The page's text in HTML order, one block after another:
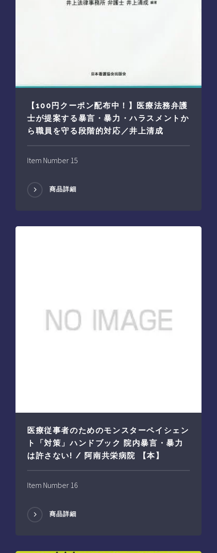
【100円クーポン配布中！】医療法務弁護
士が提案する暴言・暴力・ハラスメントか
ら職員を守る段階的対応／井上清成
Item Number 15
商品詳細
医療従事者のためのモンスターペイシェン
ト「対策」ハンドブック 院内暴言・暴力
は許さない! / 阿南共栄病院 【本】
Item Number 16
商品詳細